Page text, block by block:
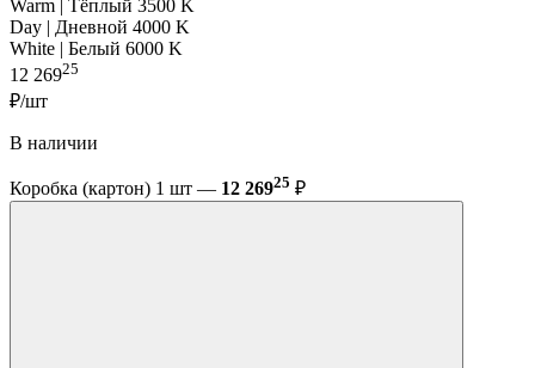
Warm | Тёплый 3500 K
Day | Дневной 4000 K
White | Белый 6000 K
12 26925
₽/шт
В наличии
Коробка (картон) 1 шт — 12 26925 ₽